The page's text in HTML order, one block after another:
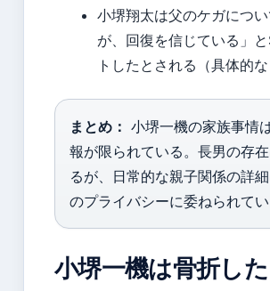
小堺翔太は父のケガにつ
が、回復を信じている」
トしたとされる（具体的な
まとめ： 小堺一機の家族事情
報が限られている。長男の存
るが、日常的な親子関係の詳
のプライバシーに委ねられてい
小堺一機は骨折し